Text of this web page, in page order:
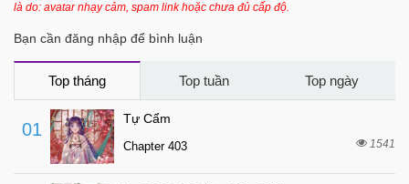
6 tháng trước
Chapter 66 7 tháng trước
Chapter 65
Chapter 64
Chapter 63
là do: avatar nhạy cảm, spam link hoặc chưa đủ cấp độ.
Bạn cần đăng nhập để bình luận
Top tháng Top tuần Top ngày
01
Tự Cẩm
Chapter 403 1541